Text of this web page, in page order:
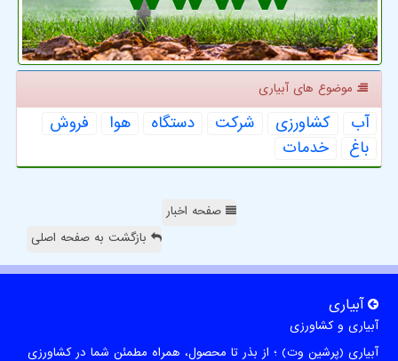
موضوع های آبیاری
آب كشاورزی شركت دستگاه هوا
فروش
باغ
خدمات
صفحه اخبار
بازگشت به صفحه اصلی
آبیاری
آبیاری و کشاورزی
آبیاری (پرشین وت) ؛ از بذر تا محصول، همراه مطمئن شما در کشاورزی